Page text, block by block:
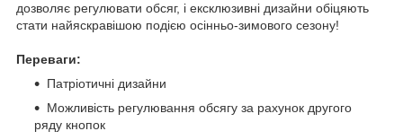
дозволяє регулювати обсяг, і ексклюзивні дизайни обіцяють
стати найяскравішою подією осінньо-зимового сезону!
Переваги:
Патріотичні дизайни
Можливість регулювання обсягу за рахунок другого
ряду кнопок